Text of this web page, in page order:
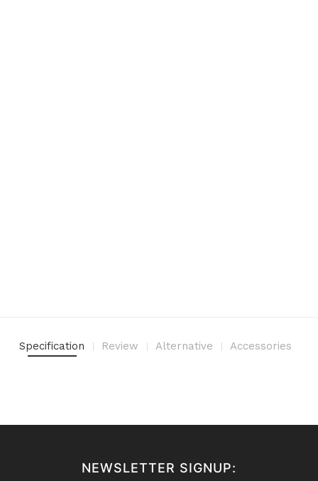
Specification Review Alternative Accessories
NEWSLETTER SIGNUP: